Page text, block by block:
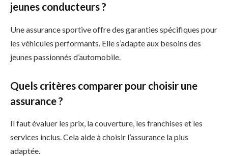
jeunes conducteurs ?
Une assurance sportive offre des garanties spécifiques pour
les véhicules performants. Elle s’adapte aux besoins des
jeunes passionnés d’automobile.
Quels critères comparer pour choisir une
assurance ?
Il faut évaluer les prix, la couverture, les franchises et les
services inclus. Cela aide à choisir l’assurance la plus
adaptée.